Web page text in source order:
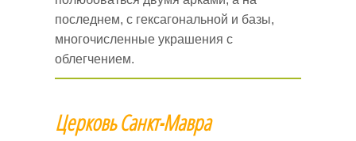
последнем, с гексагональной и базы,
многочисленные украшения с
облегчением.
Церковь Санкт-Мавра